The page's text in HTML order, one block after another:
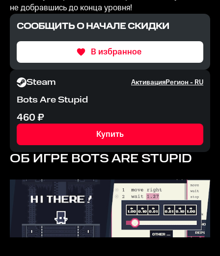
не добравшись до конца уровня!
СООБЩИТЬ О НАЧАЛЕ СКИДКИ
В избранное
Steam АктивацияРегион -RU
Bots Are Stupid
460₽
Купить
ОБ ИГРЕ BOTS ARE STUPID